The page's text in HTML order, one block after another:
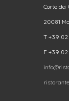
Corte dei
20081
T +39
F +39